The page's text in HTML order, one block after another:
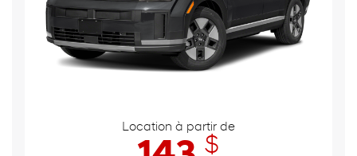
Location à partir de
$